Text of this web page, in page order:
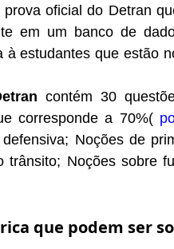
oficial do Detran
em um banco de
estudantes que estão
contém 30
corresponde a 70%(
Noções de
Noções sobre
que podem ser